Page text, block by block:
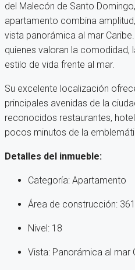
del Malecón de Santo
apartamento combina
vista panorámica al mar
quienes valoran la comodidad,
estilo de vida frente al mar.
Su excelente localización
principales avenidas de la
reconocidos restaurantes,
pocos minutos de la
Detalles del inmueble:
Categoría: Apartamento
Área de construcción:
Nivel: 18
Vista: Panorámica al mar